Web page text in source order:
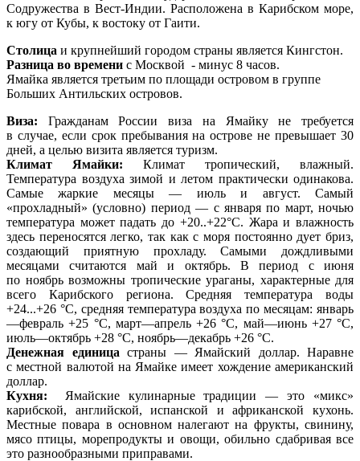
Содружества в Вест-Индии. Расположена в Карибском море,
к югу от Кубы, к востоку от Гаити.
Столица и крупнейший городом страны является Кингстон.
Разница во времени c Москвой - минус 8 часов.
Ямайка является третьим по площади островом в группе
Больших Антильских островов.
Виза: Гражданам России виза на Ямайку не требуется
в случае, если срок пребывания на острове не превышает 30
дней, а целью визита является туризм.
Климат Ямайки: Климат тропический, влажный.
Температура воздуха зимой и летом практически одинакова.
Самые жаркие месяцы — июль и август. Самый
«прохладный» (условно) период — с января по март, ночью
температура может падать до +20..+22°C. Жара и влажность
здесь переносятся легко, так как с моря постоянно дует бриз,
создающий приятную прохладу. Самыми дождливыми
месяцами считаются май и октябрь. В период с июня
по ноябрь возможны тропические ураганы, характерные для
всего Карибского региона. Средняя температура воды
+24...+26 °C, средняя температура воздуха по месяцам: январь
—февраль +25 °C, март—апрель +26 °C, май—июнь +27 °C,
июль—октябрь +28 °C, ноябрь—декабрь +26 °C.
Денежная единица страны — Ямайский доллар. Наравне
с местной валютой на Ямайке имеет хождение американский
доллар.
Кухня: Ямайские кулинарные традиции — это «микс»
карибской, английской, испанской и африканской кухонь.
Местные повара в основном налегают на фрукты, свинину,
мясо птицы, морепродукты и овощи, обильно сдабривая все
это разнообразными приправами.